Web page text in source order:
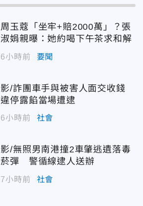
周玉蔻「坐牢+賠2000萬」？張
淑娟親曝：她約喝下午茶求和解
6小時前 要聞
影/詐團車手與被害人面交收錢
違停露餡當場遭逮
6小時前 社會
影/無照男南港撞2車肇逃遺落毒
菸彈 警循線逮人送辦
7小時前 社會